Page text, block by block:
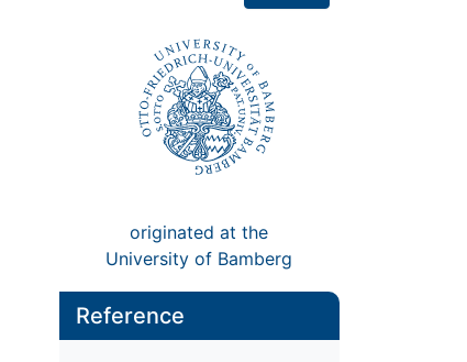
originated at the
University of Bamberg
Reference